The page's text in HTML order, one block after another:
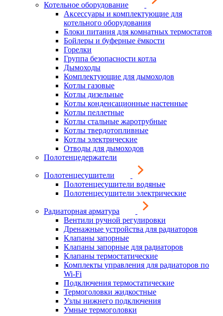
Котельное оборудование
Аксессуары и комплектующие для
котельного оборудования
Блоки питания для комнатных термостатов
Бойлеры и буферные ёмкости
Горелки
Группа безопасности котла
Дымоходы
Комплектующие для дымоходов
Котлы газовые
Котлы дизельные
Котлы конденсационные настенные
Котлы пеллетные
Котлы стальные жаротрубные
Котлы твердотопливные
Котлы электрические
Отводы для дымоходов
Полотенцедержатели
Полотенцесушители
Полотенцесушители водяные
Полотенцесушители электрические
Радиаторная арматура
Вентили ручной регулировки
Дренажные устройства для радиаторов
Клапаны запорные
Клапаны запорные для радиаторов
Клапаны термостатические
Комплекты управления для радиаторов по
Wi-Fi
Подключения термостатические
Термоголовки жидкостные
Узлы нижнего подключения
Умные термоголовки